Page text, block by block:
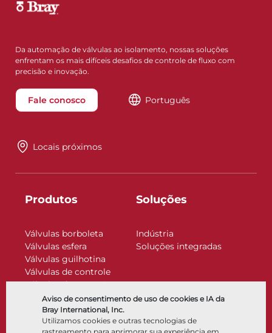
Aviso de consentimento de uso de cookies e IA da
Bray International, Inc.
Utilizamos cookies e outras tecnologias de
Da automação de válvulas ao isolamento, nossas soluções
enfrentam os mais difíceis desafios de controle de fluxo com
precisão e inovação.
Fale conosco Português
Locais próximos
Produtos
Válvulas borboleta
Válvulas esfera
Válvulas guilhotina
Válvulas de controle
Válvulas de retenção
Atuadores
Acessórios de controle
Criogênico
Soluções
Indústria
Soluções integradas